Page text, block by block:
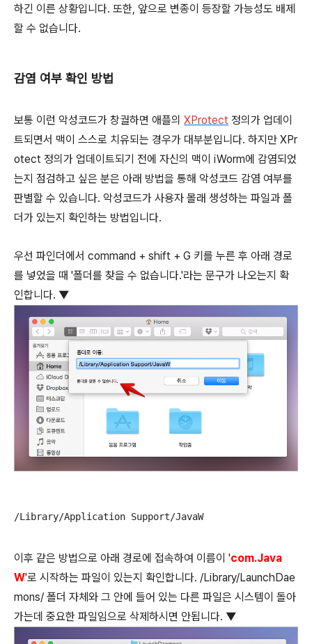
하긴 이른 상황입니다. 또한, 앞으로 변종이 등장할 가능성도 배제
할 수 없습니다.
감염 여부 확인 방법
보통 이런 악성코드가 창궐하면 애플의 XProtect 정의가 업데이
트되면서 맥이 스스로 치유되는 경우가 대부분입니다. 하지만 XPr
otect 정의가 업데이트되기 전에 자신의 맥이 iWorm에 감염되었
는지 점검하고 싶은 분은 아래 방법을 통해 악성코드 감염 여부를
판별할 수 있습니다. 악성코드가 사용자 몰래 생성하는 파일과 폴
더가 있는지 확인하는 방법입니다.
우선 파인더에서 command + shift + G 키를 누른 후 아래 경로
를 넣었을 때 '폴더를 찾을 수 없습니다.'라는 문구가 나오는지 확
인합니다. ▼
/Library/Application Support/JavaW
이후 같은 방법으로 아래 경로에 접속하여 이름이 'com.Java
W'로 시작하는 파일이 있는지 확인합니다. /Library/LaunchDae
mons/ 폴더 자체와 그 안에 들어 있는 다른 파일은 시스템이 돌아
가는데 중요한 파일임으로 삭제하시면 안됩니다. ▼